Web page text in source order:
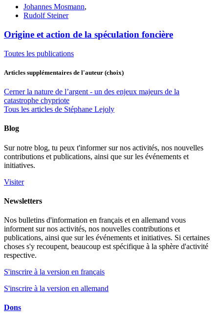
Johannes Mosmann,
Rudolf Steiner
Origine et action de la spéculation foncière
Toutes les publications
Articles supplémentaires de l'auteur (choix)
Cerner la nature de l’argent - un des enjeux majeurs de la
catastrophe chypriote
Tous les articles de Stéphane Lejoly
Blog
Sur notre blog, tu peux t'informer sur nos activités, nos nouvelles
contributions et publications, ainsi que sur les événements et
initiatives.
Visiter
Newsletters
Nos bulletins d'information en français et en allemand vous
informent sur nos activités, nos nouvelles contributions et
publications, ainsi que sur les événements et initiatives. Si certaines
choses s'y recoupent, beaucoup est spécifique à la sphère d'activité
respective.
S'inscrire à la version en français
S'inscrire à la version en allemand
Dons